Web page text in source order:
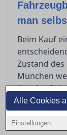
Alle Cookies
Einstellungen
man
Beim Kauf
Zustand
München
Aspekte
Probefahrt
Hier
einen